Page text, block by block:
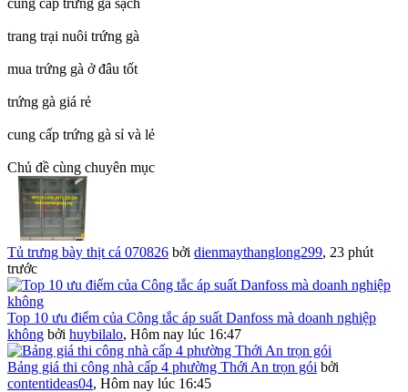
trang trại nuôi trứng gà
mua trứng gà ở đâu tốt
trứng gà giá rẻ
cung cấp trứng gà sỉ và lẻ
Chủ đề cùng chuyên mục
Tủ trưng bày thịt cá 070826 bởi dienmaythanglong299, 23 phút
trước
Top 10 ưu điểm của Công tắc áp suất Danfoss mà doanh nghiệp
không bởi huybilalo, Hôm nay lúc 16:47
Bảng giá thi công nhà cấp 4 phường Thới An trọn gói bởi
contentideas04, Hôm nay lúc 16:45